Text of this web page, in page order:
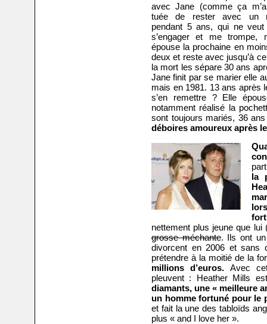
avec Jane (comme ça
tuée de rester avec un
pendant 5 ans, qui ne veut
s’engager et me trompe,
épouse la prochaine en
deux et reste avec jusqu’à
la mort les sépare 30 ans
Jane finit par se marier elle
mais en 1981. 13 ans après
s’en remettre ? Elle
notamment réalisé la
sont toujours mariés, 36
déboires amoureux après
la
nettement plus jeune que
grosse méchante. Ils ont un
divorcent en 2006 et sans
prétendre à la moitié de la
millions d’euros.Avec
pleuvent : Heather Mills
diamants, une « meilleure
un homme fortuné pour le
et fait la une des tabloïds
plus « and I love her ».